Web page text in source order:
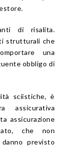
di risalita.
strutturali che
una
obbligo di
sciistiche, è
assicurativa
assicurazione
che non
previsto